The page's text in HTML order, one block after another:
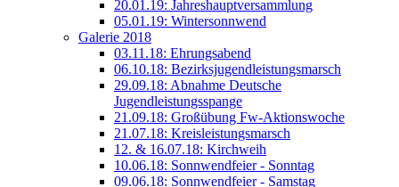
20.01.19: Jahreshauptversammlung
05.01.19: Wintersonnwend
Galerie 2018
03.11.18: Ehrungsabend
06.10.18: Bezirksjugendleistungsmarsch
29.09.18: Abnahme Deutsche
Jugendleistungsspange
21.09.18: Großübung Fw-Aktionswoche
21.07.18: Kreisleistungsmarsch
12. & 16.07.18: Kirchweih
10.06.18: Sonnwendfeier - Sonntag
09.06.18: Sonnwendfeier - Samstag